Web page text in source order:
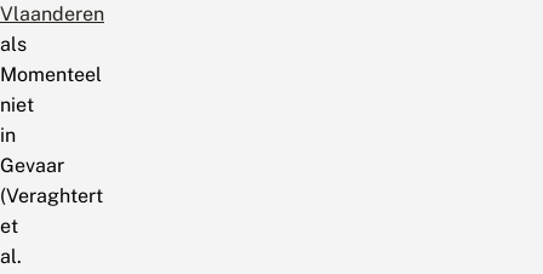
Vlaanderen
als
Momenteel
niet
in
Gevaar
(Veraghtert
et
al.